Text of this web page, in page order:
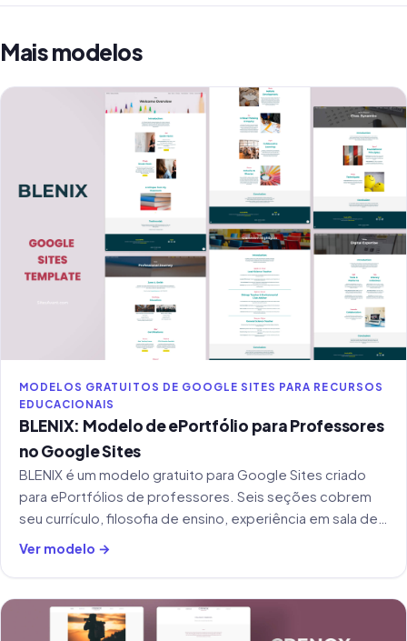
Mais modelos
MODELOS GRATUITOS DE GOOGLE SITES PARA RECURSOS
EDUCACIONAIS
BLENIX: Modelo de ePortfólio para Professores
no Google Sites
BLENIX é um modelo gratuito para Google Sites criado
para ePortfólios de professores. Seis seções cobrem
seu currículo, filosofia de ensino, experiência em sala de
aula, competências digitais e gestão de turma.
Ver modelo →